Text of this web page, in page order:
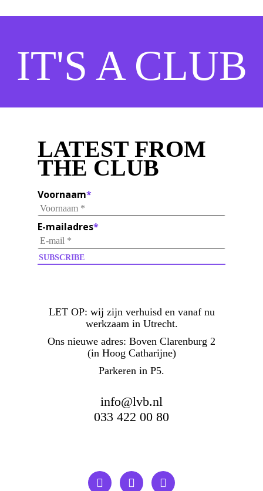
IT'S A CLUB
LATEST FROM
THE CLUB
Voornaam*
E-mailadres*
LET OP: wij zijn verhuisd en vanaf nu
werkzaam in Utrecht.
Ons nieuwe adres: Boven Clarenburg 2
(in Hoog Catharijne)
Parkeren in P5.
info@lvb.nl
033 422 00 80